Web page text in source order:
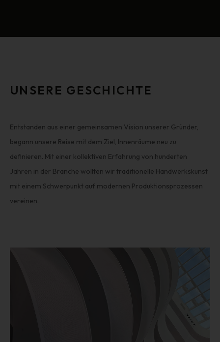
UNSERE GESCHICHTE
Entstanden aus einer gemeinsamen Vision unserer Gründer,
begann unsere Reise mit dem Ziel, Innenräume neu zu
definieren. Mit einer kollektiven Erfahrung von hunderten
Jahren in der Branche wollten wir traditionelle Handwerkskunst
mit einem Schwerpunkt auf modernen Produktionsprozessen
vereinen.